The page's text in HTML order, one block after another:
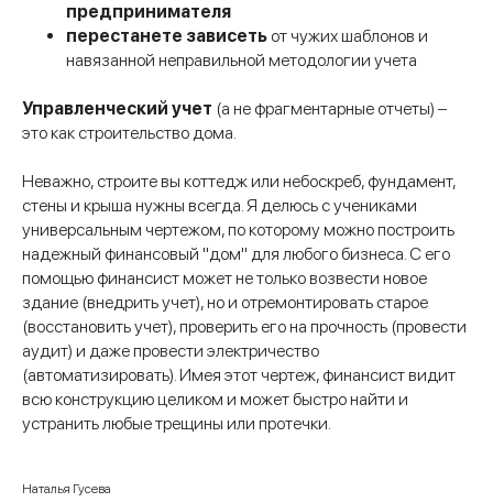
предпринимателя
перестанете зависеть от чужих шаблонов и
навязанной неправильной методологии учета
Управленческий учет (а не фрагментарные отчеты) –
это как строительство дома.
Неважно, строите вы коттедж или небоскреб, фундамент,
стены и крыша нужны всегда. Я делюсь с учениками
универсальным чертежом, по которому можно построить
надежный финансовый "дом" для любого бизнеса. С его
помощью финансист может не только возвести новое
здание (внедрить учет), но и отремонтировать старое
(восстановить учет), проверить его на прочность (провести
аудит) и даже провести электричество
(автоматизировать). Имея этот чертеж, финансист видит
всю конструкцию целиком и может быстро найти и
устранить любые трещины или протечки.
Наталья Гусева